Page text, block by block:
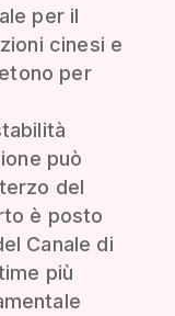
per il
cinesi e
per
può
del
è posto
Canale di
più